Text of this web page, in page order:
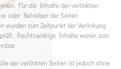
Für die Inhalte der verlinkten
oder Betreiber der Seiten
wurden zum Zeitpunkt der Verlinkung
Rechtswidrige Inhalte waren zum
der verlinkten Seiten ist jedoch ohne